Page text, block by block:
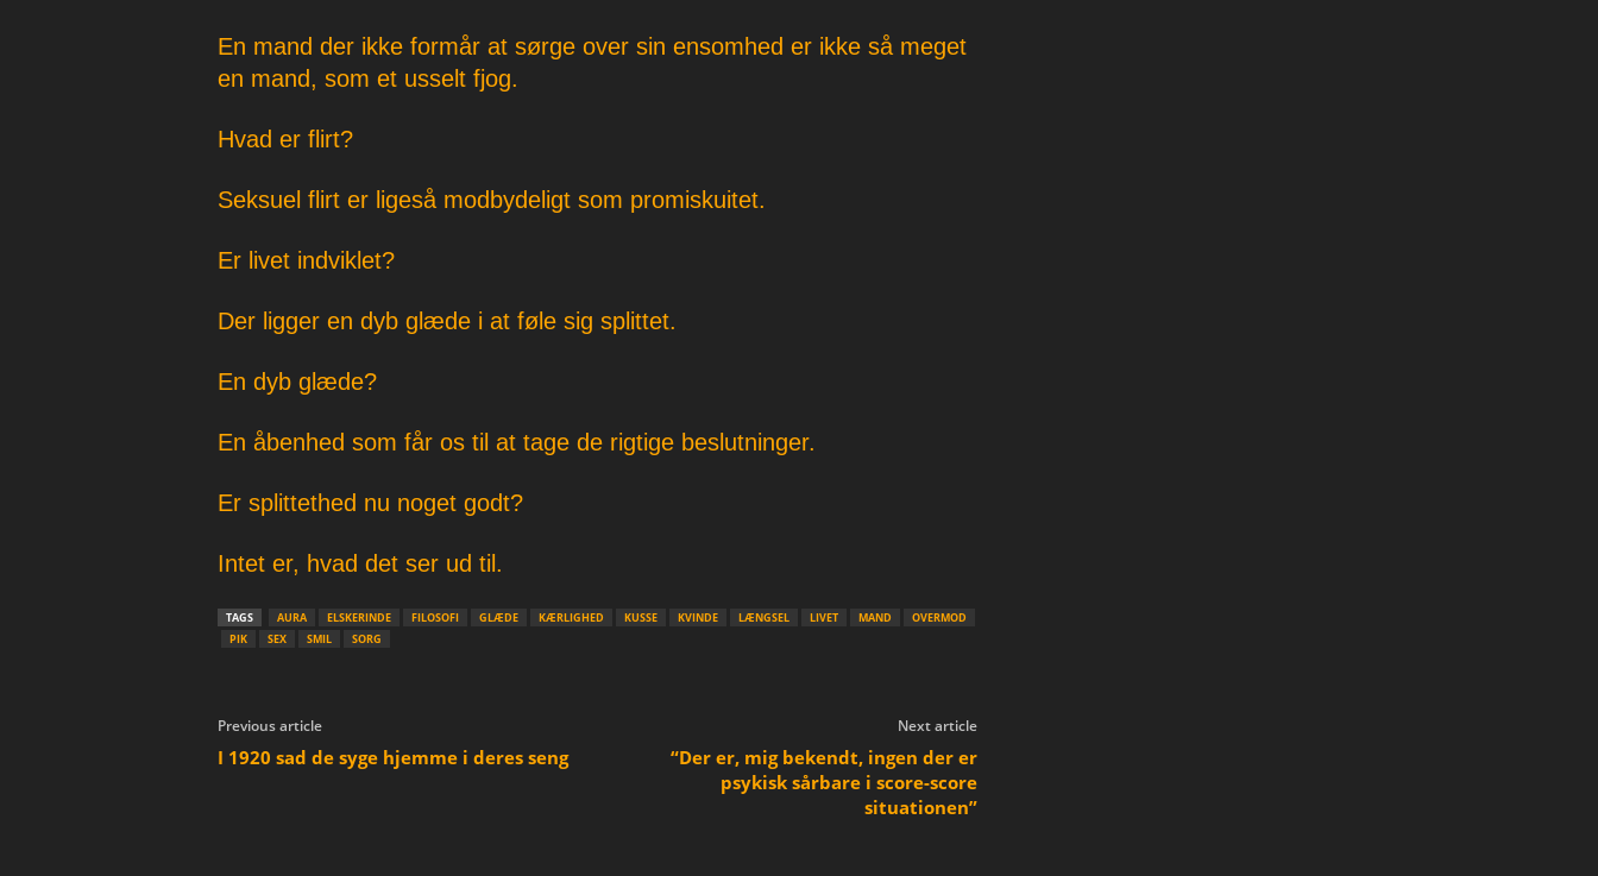
En mand der ikke formår at sørge over sin ensomhed er ikke så meget
en mand, som et usselt fjog.
Hvad er flirt?
Seksuel flirt er ligeså modbydeligt som promiskuitet.
Er livet indviklet?
Der ligger en dyb glæde i at føle sig splittet.
En dyb glæde?
En åbenhed som får os til at tage de rigtige beslutninger.
Er splittethed nu noget godt?
Intet er, hvad det ser ud til.
TAGS AURA ELSKERINDE FILOSOFI GLÆDE KÆRLIGHED KUSSE KVINDE LÆNGSEL LIVET MAND
OVERMOD
PIK
SEX SMIL SORG
Previous article
I 1920 sad de syge hjemme i deres seng
Next article
“Der er, mig bekendt, ingen der er
psykisk sårbare i score-score
situationen”